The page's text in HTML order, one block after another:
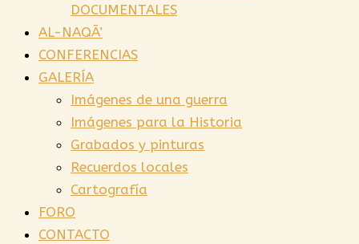
DOCUMENTALES
AL-NAQĀ’
CONFERENCIAS
GALERÍA
Imágenes de una guerra
Imágenes para la Historia
Grabados y pinturas
Recuerdos locales
Cartografía
FORO
CONTACTO